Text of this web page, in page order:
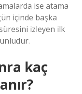
ise atama
içinde başka
izleyen ilk
kaç